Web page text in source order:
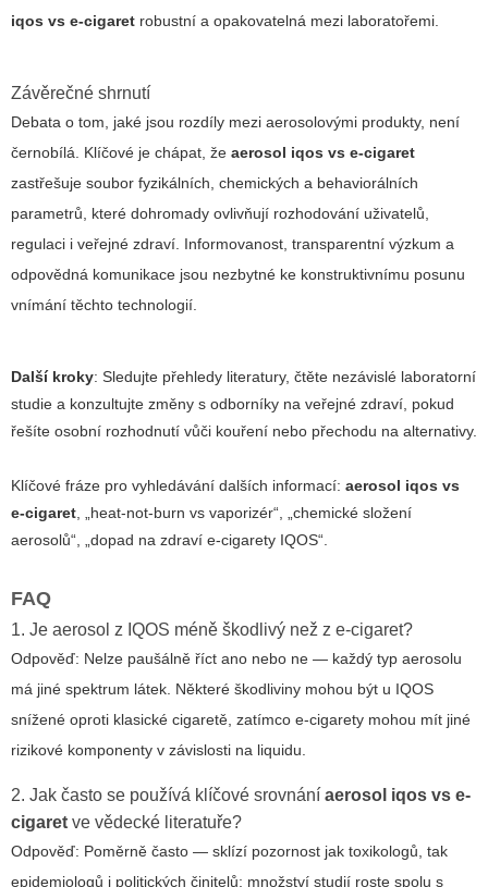
iqos vs e-cigaret robustní a opakovatelná mezi laboratořemi.
Závěrečné shrnutí
Debata o tom, jaké jsou rozdíly mezi aerosolovými produkty, není
černobílá. Klíčové je chápat, že aerosol iqos vs e-cigaret
zastřešuje soubor fyzikálních, chemických a behaviorálních
parametrů, které dohromady ovlivňují rozhodování uživatelů,
regulaci i veřejné zdraví. Informovanost, transparentní výzkum a
odpovědná komunikace jsou nezbytné ke konstruktivnímu posunu
vnímání těchto technologií.
Další kroky: Sledujte přehledy literatury, čtěte nezávislé laboratorní
studie a konzultujte změny s odborníky na veřejné zdraví, pokud
řešíte osobní rozhodnutí vůči kouření nebo přechodu na alternativy.
Klíčové fráze pro vyhledávání dalších informací: aerosol iqos vs
e-cigaret , „heat-not-burn vs vaporizér“, „chemické složení
aerosolů“, „dopad na zdraví e-cigarety IQOS“.
FAQ
1. Je aerosol z IQOS méně škodlivý než z e-cigaret?
Odpověď: Nelze paušálně říct ano nebo ne — každý typ aerosolu
má jiné spektrum látek. Některé škodliviny mohou být u IQOS
snížené oproti klasické cigaretě, zatímco e-cigarety mohou mít jiné
rizikové komponenty v závislosti na liquidu.
2. Jak často se používá klíčové srovnání aerosol iqos vs e-
cigaret ve vědecké literatuře?
Odpověď: Poměrně často — sklízí pozornost jak toxikologů, tak
epidemiologů i politických činitelů; množství studií roste spolu s